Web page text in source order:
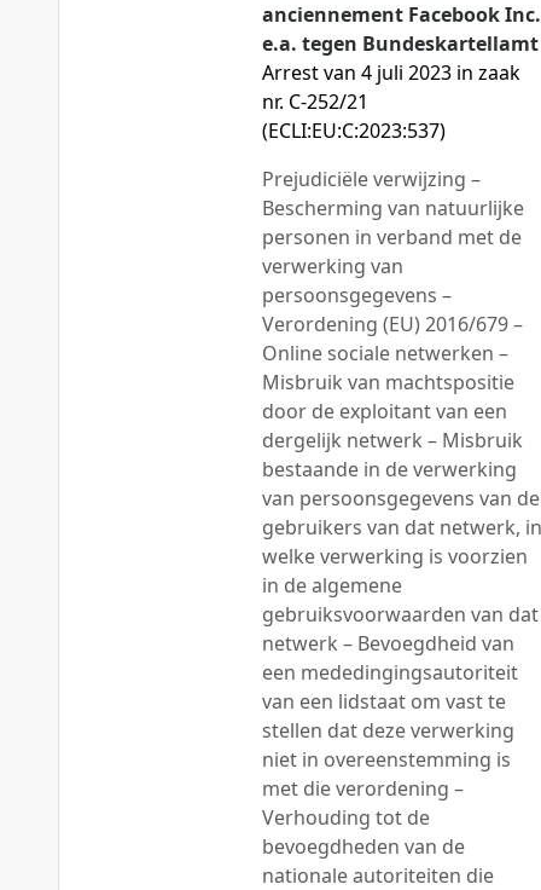
anciennement Facebook Inc.
e.a. tegen Bundeskartellamt
Arrest van 4 juli 2023 in zaak
nr. C-252/21
(ECLI:EU:C:2023:537)
Prejudiciële verwijzing –
Bescherming van natuurlijke
personen in verband met de
verwerking van
persoonsgegevens –
Verordening (EU) 2016/679 –
Online sociale netwerken –
Misbruik van machtspositie
door de exploitant van een
dergelijk netwerk – Misbruik
bestaande in de verwerking
van persoonsgegevens van de
gebruikers van dat netwerk, in
welke verwerking is voorzien
in de algemene
gebruiksvoorwaarden van dat
netwerk – Bevoegdheid van
een mededingingsautoriteit
van een lidstaat om vast te
stellen dat deze verwerking
niet in overeenstemming is
met die verordening –
Verhouding tot de
bevoegdheden van de
nationale autoriteiten die